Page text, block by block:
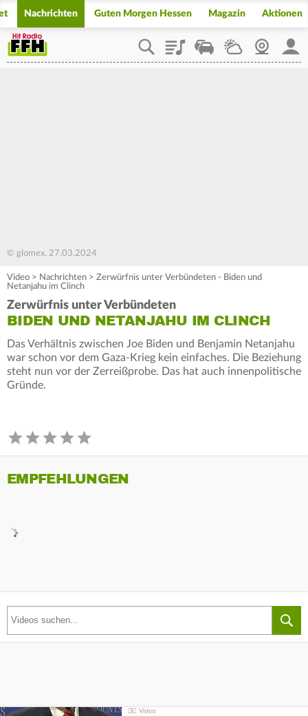
Nachrichten Guten Morgen Hessen Magazin Aktionen
PlaylistStaupilotWetterWebcam
© glomex, 27.03.2024
Video > Nachrichten > Zerwürfnis unter Verbündeten - Biden und
Netanjahu im Clinch
Zerwürfnis unter Verbündeten
BIDEN UND NETANJAHU IM CLINCH
Das Verhältnis zwischen Joe Biden und Benjamin Netanjahu
war schon vor dem Gaza-Krieg kein einfaches. Die Beziehung
steht nun vor der Zerreißprobe. Das hat auch innenpolitische
Gründe.
EMPFEHLUNGEN